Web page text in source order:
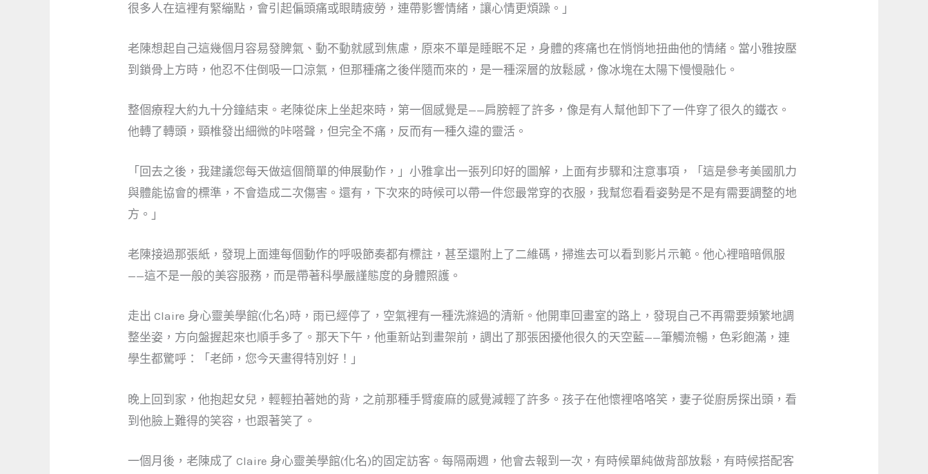
很多人在這裡有緊繃點，會引起偏頭痛或眼睛疲勞，連帶影響情緒，讓心情更煩躁。」
老陳想起自己這幾個月容易發脾氣、動不動就感到焦慮，原來不單是睡眠不足，身體的疼痛也在悄悄地扭曲他的情緒。當小雅按壓
到鎖骨上方時，他忍不住倒吸一口涼氣，但那種痛之後伴隨而來的，是一種深層的放鬆感，像冰塊在太陽下慢慢融化。
整個療程大約九十分鐘結束。老陳從床上坐起來時，第一個感覺是——肩膀輕了許多，像是有人幫他卸下了一件穿了很久的鐵衣。
他轉了轉頭，頸椎發出細微的咔嗒聲，但完全不痛，反而有一種久違的靈活。
「回去之後，我建議您每天做這個簡單的伸展動作，」小雅拿出一張列印好的圖解，上面有步驟和注意事項，「這是參考美國肌力
與體能協會的標準，不會造成二次傷害。還有，下次來的時候可以帶一件您最常穿的衣服，我幫您看看姿勢是不是有需要調整的地
方。」
老陳接過那張紙，發現上面連每個動作的呼吸節奏都有標註，甚至還附上了二維碼，掃進去可以看到影片示範。他心裡暗暗佩服
——這不是一般的美容服務，而是帶著科學嚴謹態度的身體照護。
走出 Claire 身心靈美學館(化名)時，雨已經停了，空氣裡有一種洗滌過的清新。他開車回畫室的路上，發現自己不再需要頻繁地調
整坐姿，方向盤握起來也順手多了。那天下午，他重新站到畫架前，調出了那張困擾他很久的天空藍——筆觸流暢，色彩飽滿，連
學生都驚呼：「老師，您今天畫得特別好！」
晚上回到家，他抱起女兒，輕輕拍著她的背，之前那種手臂痠麻的感覺減輕了許多。孩子在他懷裡咯咯笑，妻子從廚房探出頭，看
到他臉上難得的笑容，也跟著笑了。
一個月後，老陳成了 Claire 身心靈美學館(化名)的固定訪客。每隔兩週，他會去報到一次，有時候單純做背部放鬆，有時候搭配客